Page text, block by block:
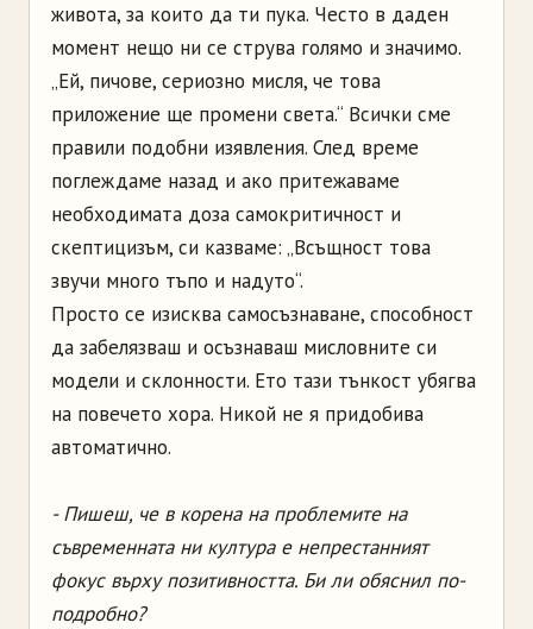
живота, за които да ти пука. Често в даден
момент нещо ни се струва голямо и значимо.
„Ей, пичове, сериозно мисля, че това
приложение ще промени света.“ Всички сме
правили подобни изявления. След време
поглеждаме назад и ако притежаваме
необходимата доза самокритичност и
скептицизъм, си казваме: „Всъщност това
звучи много тъпо и надуто“.
Просто се изисква самосъзнаване, способност
да забелязваш и осъзнаваш мисловните си
модели и склонности. Ето тази тънкост убягва
на повечето хора. Никой не я придобива
автоматично.
- Пишеш, че в корена на проблемите на
съвременната ни култура е непрестанният
фокус върху позитивността. Би ли обяснил по-
подробно?